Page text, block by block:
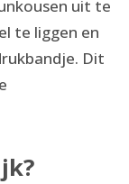
uit te
te liggen en
Dit